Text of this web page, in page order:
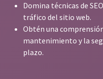
Domina técnicas de
tráfico del sitio web.
Obtén una
mantenimiento y la
plazo.